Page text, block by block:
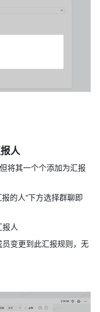
人
将其一个个添加为汇报
的人”下方选择群聊即
人
变更到此汇报规则，无